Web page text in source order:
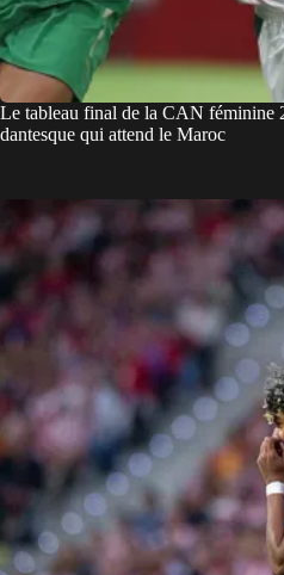
Le tableau final de la CAN féminine
dantesque qui attend le Maroc